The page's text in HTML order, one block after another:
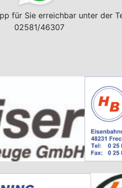
für Sie erreichbar unter der
02581/46307